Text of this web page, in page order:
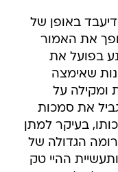
באופן של
את האמור
בפועל את
שאימצה
ומקילה על
את סמכות
בעיקר למתן
הגדולה של
ההיי טק